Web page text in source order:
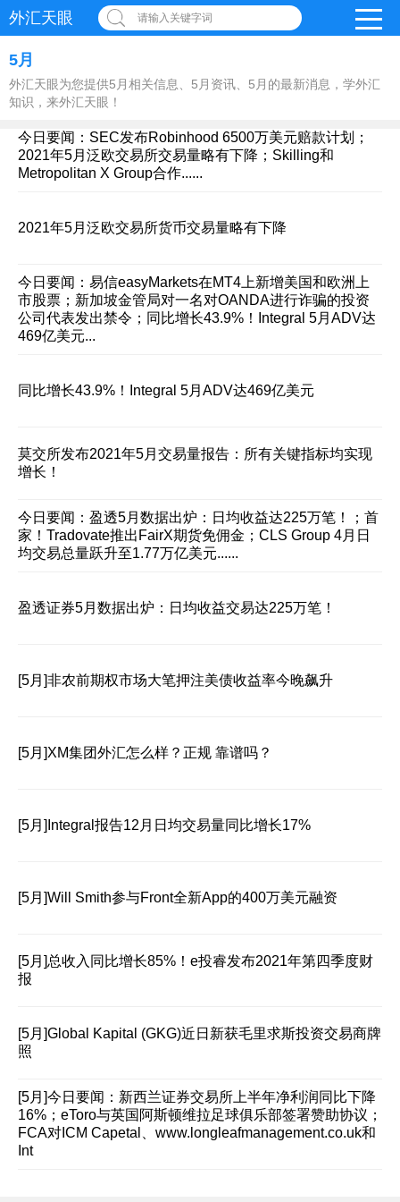
外汇天眼 请输入关键字词
5月
外汇天眼为您提供5月相关信息、5月资讯、5月的最新消息，学外汇
知识，来外汇天眼！
今日要闻：SEC发布Robinhood 6500万美元赔款计划；
2021年5月泛欧交易所交易量略有下降；Skilling和
Metropolitan X Group合作......
2021年5月泛欧交易所货币交易量略有下降
今日要闻：易信easyMarkets在MT4上新增美国和欧洲上
市股票；新加坡金管局对一名对OANDA进行诈骗的投资
公司代表发出禁令；同比增长43.9%！Integral 5月ADV达
469亿美元...
同比增长43.9%！Integral 5月ADV达469亿美元
莫交所发布2021年5月交易量报告：所有关键指标均实现
增长！
今日要闻：盈透5月数据出炉：日均收益达225万笔！；首
家！Tradovate推出FairX期货免佣金；CLS Group 4月日
均交易总量跃升至1.77万亿美元......
盈透证券5月数据出炉：日均收益交易达225万笔！
[5月]非农前期权市场大笔押注美债收益率今晚飙升
[5月]XM集团外汇怎么样？正规 靠谱吗？
[5月] Integral报告12月日均交易量同比增长17%
[5月]Will Smith参与Front全新App的400万美元融资
[5月]总收入同比增长85%！e投睿发布2021年第四季度财
报
[5月]Global Kapital (GKG)近日新获毛里求斯投资交易商牌
照
[5月]今日要闻：新西兰证券交易所上半年净利润同比下降
16%；eToro与英国阿斯顿维拉足球俱乐部签署赞助协议；
FCA对ICM Capetal、www.longleafmanagement.co.uk和
Int